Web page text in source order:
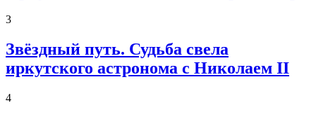
3
Звёздный путь. Судьба свела
иркутского астронома с Николаем II
4